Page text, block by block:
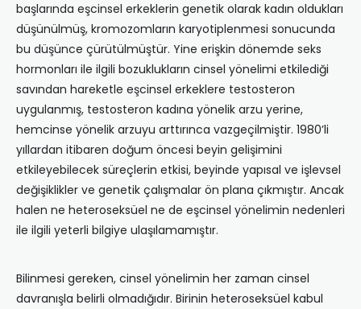
başlarında eşcinsel erkeklerin genetik olarak kadın oldukları
düşünülmüş, kromozomların karyotiplenmesi sonucunda
bu düşünce çürütülmüştür. Yine erişkin dönemde seks
hormonları ile ilgili bozuklukların cinsel yönelimi etkilediği
savından hareketle eşcinsel erkeklere testosteron
uygulanmış, testosteron kadına yönelik arzu yerine,
hemcinse yönelik arzuyu arttırınca vazgeçilmiştir. 1980’li
yıllardan itibaren doğum öncesi beyin gelişimini
etkileyebilecek süreçlerin etkisi, beyinde yapısal ve işlevsel
değişiklikler ve genetik çalışmalar ön plana çıkmıştır. Ancak
halen ne heteroseksüel ne de eşcinsel yönelimin nedenleri
ile ilgili yeterli bilgiye ulaşılamamıştır.
Bilinmesi gereken, cinsel yönelimin her zaman cinsel
davranışla belirli olmadığıdır. Birinin heteroseksüel kabul